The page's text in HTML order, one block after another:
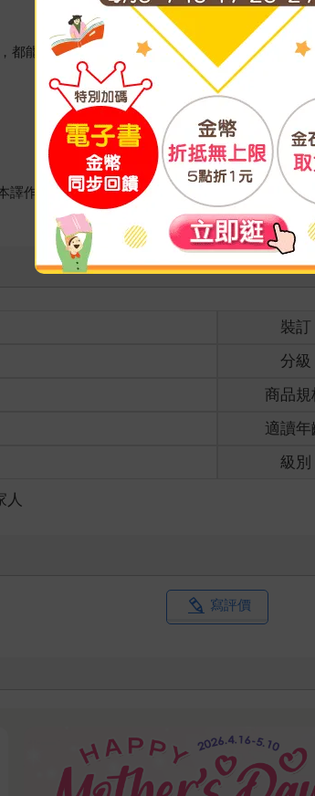
都能拿來塗塗畫畫，她現在住在德國的奧格斯堡
作有《動物園刷牙日》、《不要隨便跟陌生人
裝訂
分級
商品規
適讀年
級別
人
寫評價